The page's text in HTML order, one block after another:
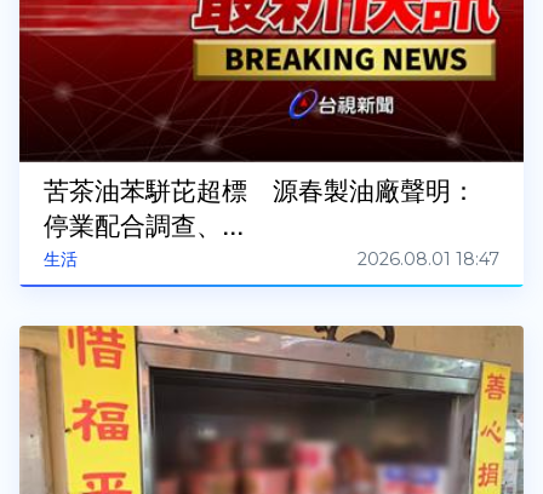
生活
苦茶油苯駢芘超標 源春製油廠聲明：
停業配合調查、...
2026.08.01 18:47